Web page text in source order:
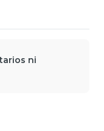
ni